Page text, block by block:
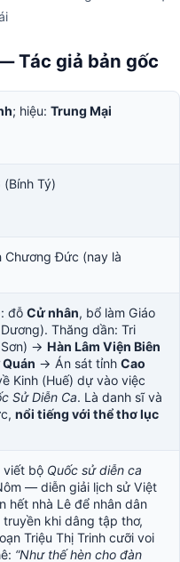
Tác giả bản gốc
; hiệu: Trung Mại
Tý)
Chương Đức (nay là
đỗ Cử nhân, bổ làm Giáo
Thăng dần: Tri
→ Hàn Lâm Viện Biên
→ Án sát tỉnh Cao
Kinh (Huế) dự vào việc
Sử Diễn Ca. Là danh sĩ và
nổi tiếng với thể thơ lục
viết bộ Quốc sử diễn ca
— diễn giải lịch sử Việt
hết nhà Lê để nhân dân
khi dâng tập thơ,
Triệu Thị Trinh cưỡi voi
“Như thế hèn cho đàn